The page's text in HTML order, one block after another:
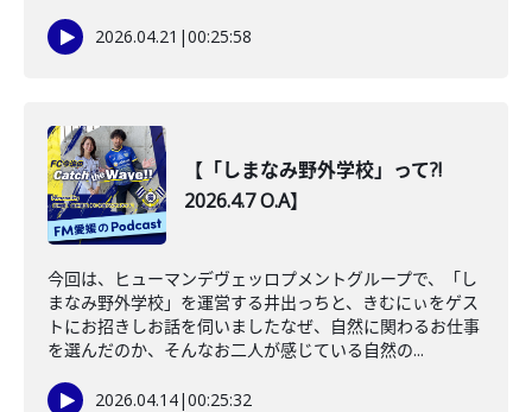
2026.04.21 |00:25:58
【「しまなみ野外学校」って?!
2026.4.7 O.A】
今回は、ヒューマンデヴェッロプメントグループで、「し
まなみ野外学校」を運営する井出っちと、きむにぃをゲス
トにお招きしお話を伺いましたなぜ、自然に関わるお仕事
を選んだのか、そんなお二人が感じている自然の...
2026.04.14|00:25:32